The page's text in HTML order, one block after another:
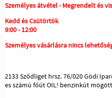
Személyes átvétel - Megrendelt és
Kedd és Csütörtök
9:00 - 12:00
Személyes vásárlásra nincs
2133 Sződliget hrsz. 76/020 Gödi
es számú főút OIL! benzinkút